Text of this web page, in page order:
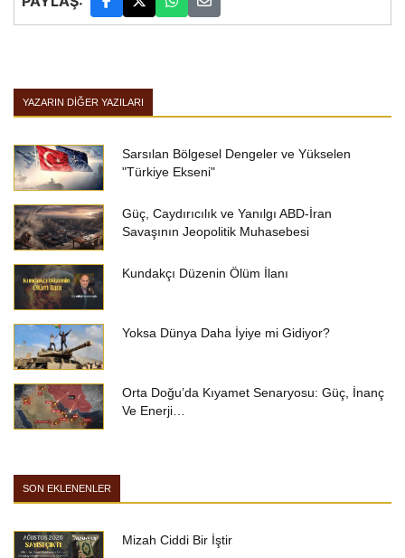
YAZARIN DIĞER YAZILARI
Sarsılan Bölgesel Dengeler ve Yükselen
"Türkiye Ekseni"
Güç, Caydırıcılık ve Yanılgı ABD-İran
Savaşının Jeopolitik Muhasebesi
Kundakçı Düzenin Ölüm İlanı
Yoksa Dünya Daha İyiye mi Gidiyor?
Orta Doğu’da Kıyamet Senaryosu: Güç, İnanç
Ve Enerji…
SON EKLENENLER
Mizah Ciddi Bir İştir